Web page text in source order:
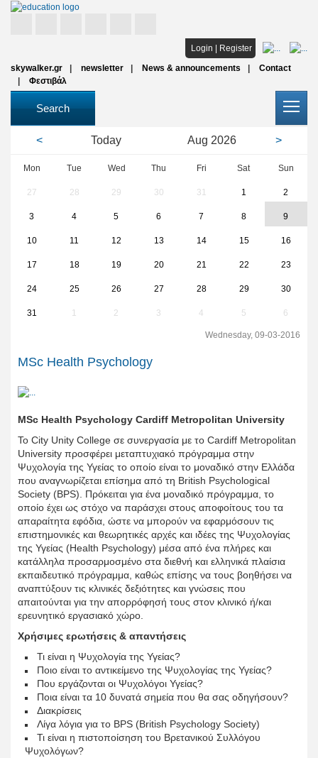
Login | Register
skywalker.gr
newsletter News & announcements
Contact
Φεστιβάλ
Search
Studies
Scholarships
All institutions
Articles
< Today Aug 2026 >
Mon Tue Wed Thu Fri Sat Sun
27 28 29 30 31 1 2
3 4 5 6 7 8 9
10 11 12 13 14 15 16
17 18 19 20 21 22 23
24 25 26 27 28 29 30
31 1 2 3 4 5 6
Wednesday, 09-03-2016
MSc Health Psychology
MSc Health Psychology Cardiff Metropolitan University
To City Unity College σε συνεργασία με το Cardiff Metropolitan
University προσφέρει μεταπτυχιακό πρόγραμμα στην
Ψυχολογία της Υγείας το οποίο είναι το μοναδικό στην Ελλάδα
που αναγνωρίζεται επίσημα από τη British Psychological
Society (BPS). Πρόκειται για ένα μοναδικό πρόγραμμα, το
οποίο έχει ως στόχο να παράσχει στους αποφοίτους του τα
απαραίτητα εφόδια, ώστε να μπορούν να εφαρμόσουν τις
επιστημονικές και θεωρητικές αρχές και ιδέες της Ψυχολογίας
της Υγείας (Health Psychology) μέσα από ένα πλήρες και
κατάλληλα προσαρμοσμένο στα διεθνή και ελληνικά πλαίσια
εκπαιδευτικό πρόγραμμα, καθώς επίσης να τους βοηθήσει να
αναπτύξουν τις κλινικές δεξιότητες και γνώσεις που
απαιτούνται για την απορρόφησή τους στον κλινικό ή/και
ερευνητικό εργασιακό χώρο.
Χρήσιμες ερωτήσεις & απαντήσεις
Τι είναι η Ψυχολογία της Υγείας?
Ποιο είναι το αντικείμενο της Ψυχολογίας της Υγείας?
Που εργάζονται οι Ψυχολόγοι Υγείας?
Ποια είναι τα 10 δυνατά σημεία που θα σας οδηγήσουν?
Διακρίσεις
Λίγα λόγια για το BPS (British Psychology Society)
Τι είναι η πιστοποίσηση του Βρετανικού Συλλόγου
Ψυχολόγων?